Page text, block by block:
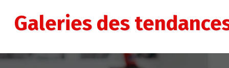
contenuGaleries des